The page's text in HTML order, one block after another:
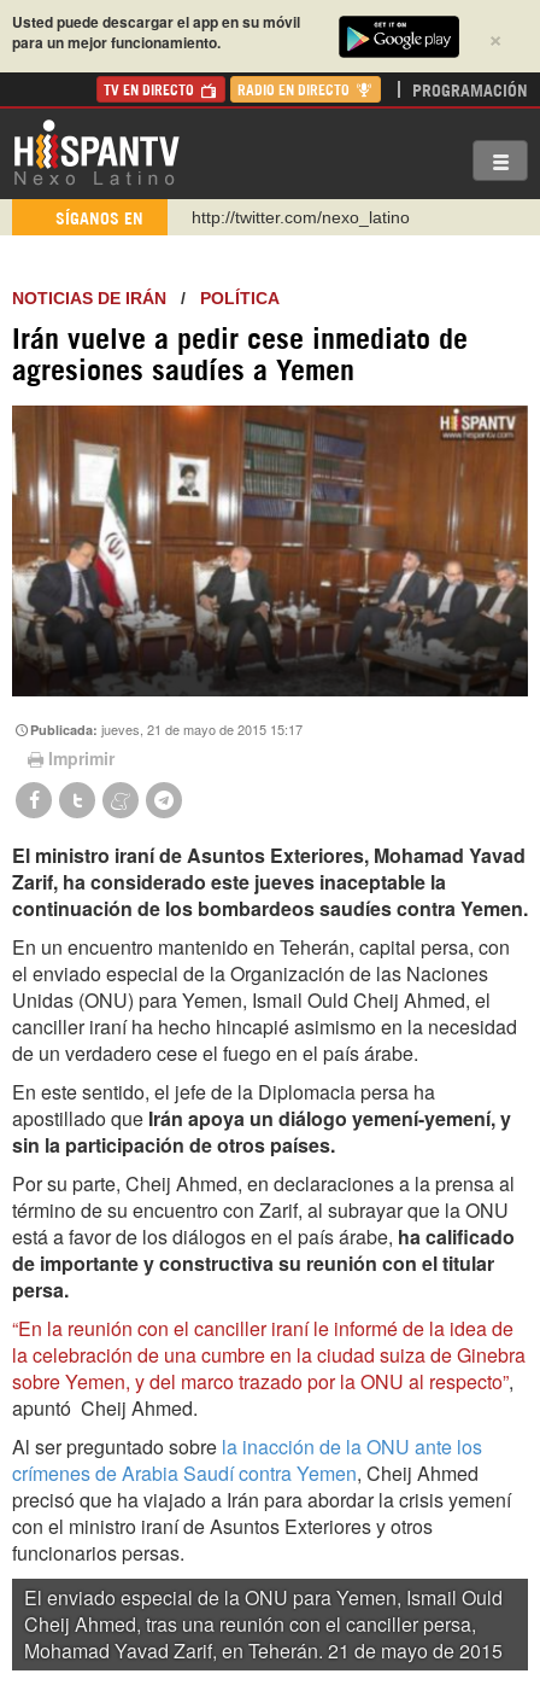
×
Usted puede descargar el app en su móvil
para un mejor funcionamiento.
TV EN DIRECTO RADIO EN DIRECTO PROGRAMACIÓN
SÍGANOS EN
http://twitter.com/nexo_latino
https://urmedium.com/c/hispantv
WhatsApp y Viber: +98 921 79 29 404
Instagram como: hispan_tv
https://www.youtube.com/@nexo_latino
NOTICIAS DE IRÁN / POLÍTICA
Irán vuelve a pedir cese inmediato de
agresiones saudíes a Yemen
Publicada:jueves, 21 de mayo de 2015 15:17
Imprimir
El ministro iraní de Asuntos Exteriores, Mohamad Yavad
Zarif, ha considerado este jueves inaceptable la
continuación de los bombardeos saudíes contra Yemen.
En un encuentro mantenido en Teherán, capital persa, con
el enviado especial de la Organización de las Naciones
Unidas (ONU) para Yemen, Ismail Ould Cheij Ahmed, el
canciller iraní ha hecho hincapié asimismo en la necesidad
de un verdadero cese el fuego en el país árabe.
En este sentido, el jefe de la Diplomacia persa ha
apostillado que Irán apoya un diálogo yemení-yemení, y
sin la participación de otros países.
Por su parte, Cheij Ahmed, en declaraciones a la prensa al
término de su encuentro con Zarif, al subrayar que la ONU
está a favor de los diálogos en el país árabe, ha calificado
de importante y constructiva su reunión con el titular
persa.
“En la reunión con el canciller iraní le informé de la idea de
la celebración de una cumbre en la ciudad suiza de Ginebra
sobre Yemen, y del marco trazado por la ONU al respecto”,
apuntó Cheij Ahmed.
Al ser preguntado sobre la inacción de la ONU ante los
crímenes de Arabia Saudí contra Yemen, Cheij Ahmed
precisó que ha viajado a Irán para abordar la crisis yemení
con el ministro iraní de Asuntos Exteriores y otros
funcionarios persas.
El enviado especial de la ONU para Yemen, Ismail Ould
Cheij Ahmed, tras una reunión con el canciller persa,
Mohamad Yavad Zarif, en Teherán. 21 de mayo de 2015